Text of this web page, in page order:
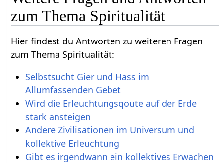
zum Thema Spiritualität
Hier findest du Antworten zu weiteren Fragen
zum Thema Spiritualität:
Selbstsucht Gier und Hass im
Allumfassenden Gebet
Wird die Erleuchtungsqoute auf der Erde
stark ansteigen
Andere Zivilisationen im Universum und
kollektive Erleuchtung
Gibt es irgendwann ein kollektives Erwachen